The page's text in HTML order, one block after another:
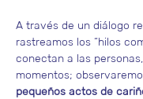
A través de un diálogo
rastreamos los “hilos
conectan a las
momentos;
pequeños actos de